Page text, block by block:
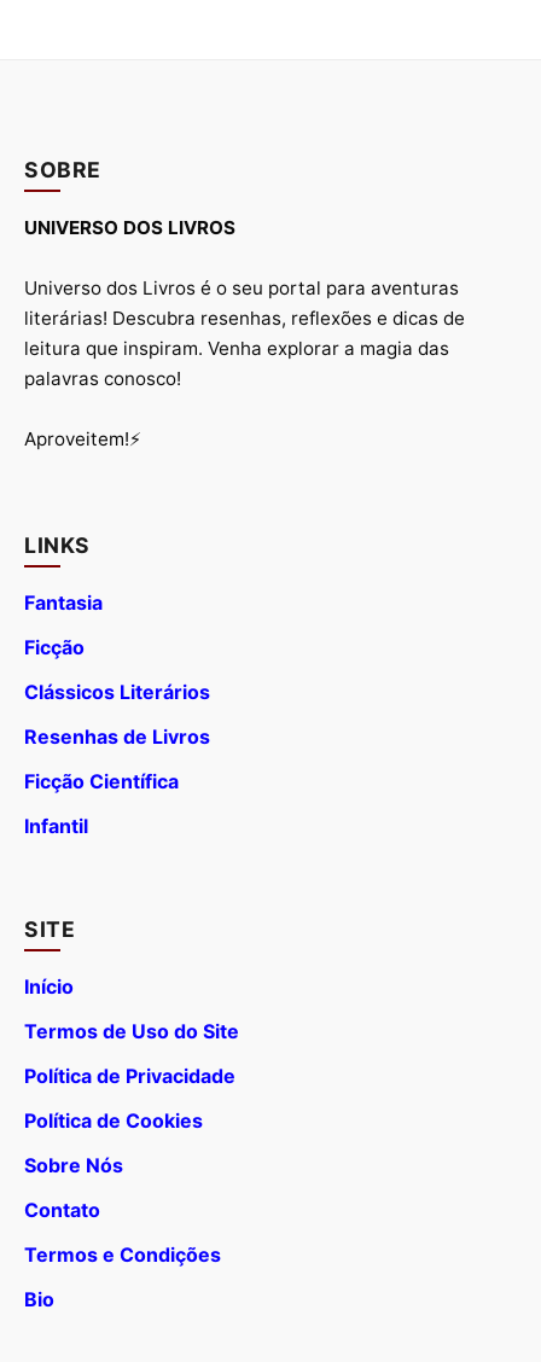
SOBRE
UNIVERSO DOS LIVROS
Universo dos Livros é o seu portal para aventuras
literárias! Descubra resenhas, reflexões e dicas de
leitura que inspiram. Venha explorar a magia das
palavras conosco!
Aproveitem!⚡
LINKS
Fantasia
Ficção
Clássicos Literários
Resenhas de Livros
Ficção Científica
Infantil
SITE
Início
Termos de Uso do Site
Política de Privacidade
Política de Cookies
Sobre Nós
Contato
Termos e Condições
Bio